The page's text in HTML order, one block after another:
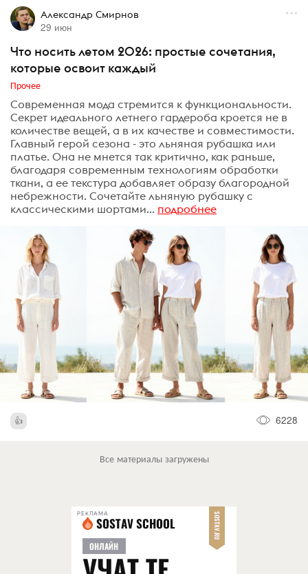
Александр Смирнов
29 июн
Что носить летом 2026: простые сочетания,
которые освоит каждый
Прочее
Современная мода стремится к функциональности.
Секрет идеального летнего гардероба кроется не в
количестве вещей, а в их качестве и совместимости.
Главный герой сезона - это льняная рубашка или
платье. Она не мнется так критично, как раньше,
благодаря современным технологиям обработки
ткани, а ее текстура добавляет образу благородной
небрежности. Сочетайте льняную рубашку с
классическими шортами... подробнее
6228
Все материалы загружены
РЕКЛАМА